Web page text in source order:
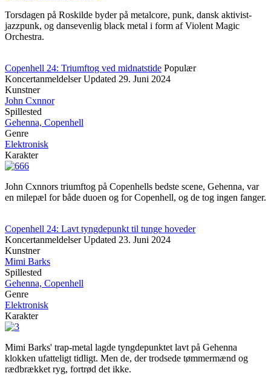
Torsdagen på Roskilde byder på metalcore, punk, dansk aktivist-
jazzpunk, og dansevenlig black metal i form af Violent Magic
Orchestra.
Copenhell 24: Triumftog ved midnatstide Populær
Koncertanmeldelser Updated 29. Juni 2024
Kunstner
John Cxnnor
Spillested
Gehenna, Copenhell
Genre
Elektronisk
Karakter
John Cxnnors triumftog på Copenhells bedste scene, Gehenna, var
en milepæl for både duoen og for Copenhell, og de tog ingen fanger.
Copenhell 24: Lavt tyngdepunkt til tunge hoveder
Koncertanmeldelser Updated 23. Juni 2024
Kunstner
Mimi Barks
Spillested
Gehenna, Copenhell
Genre
Elektronisk
Karakter
Mimi Barks' trap-metal lagde tyngdepunktet lavt på Gehenna
klokken ufatteligt tidligt. Men de, der trodsede tømmermænd og
rædbrækket ryg, fortrød det ikke.